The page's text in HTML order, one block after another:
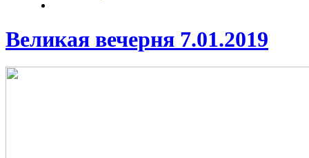
Великая вечерня 7.01.2019